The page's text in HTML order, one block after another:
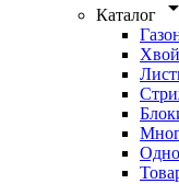
Каталог
arrow_drop_down